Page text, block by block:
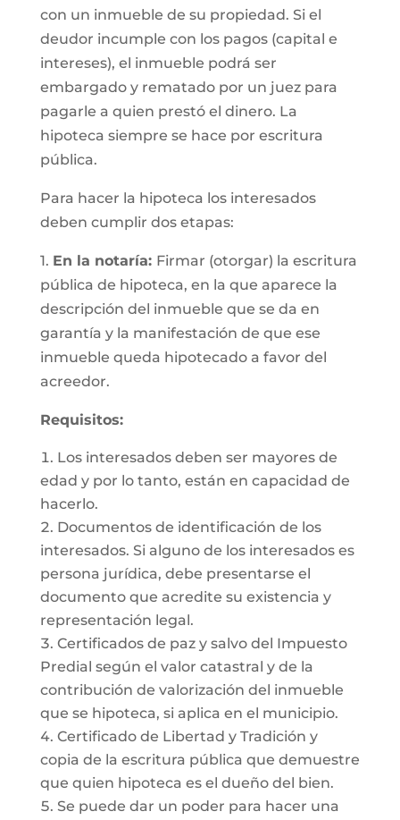
con un inmueble de su propiedad. Si el
deudor incumple con los pagos (capital e
intereses), el inmueble podrá ser
embargado y rematado por un juez para
pagarle a quien prestó el dinero. La
hipoteca siempre se hace por escritura
pública.
Para hacer la hipoteca los interesados
deben cumplir dos etapas:
1. En la notaría: Firmar (otorgar) la escritura
pública de hipoteca, en la que aparece la
descripción del inmueble que se da en
garantía y la manifestación de que ese
inmueble queda hipotecado a favor del
acreedor.
Requisitos:
Los interesados deben ser mayores de
edad y por lo tanto, están en capacidad de
hacerlo.
Documentos de identificación de los
interesados. Si alguno de los interesados es
persona jurídica, debe presentarse el
documento que acredite su existencia y
representación legal.
Certificados de paz y salvo del Impuesto
Predial según el valor catastral y de la
contribución de valorización del inmueble
que se hipoteca, si aplica en el municipio.
Certificado de Libertad y Tradición y
copia de la escritura pública que demuestre
que quien hipoteca es el dueño del bien.
Se puede dar un poder para hacer una